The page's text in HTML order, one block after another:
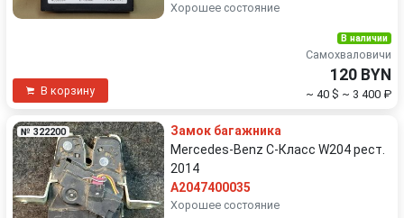
Хорошее состояние
В корзину
В наличии
Самохваловичи
120 BYN
~ 40 $ ~ 3 400 ₽
№ 322200
Замок багажника
Mercedes-Benz C-Класс W204 рест.
2014
A2047400035
Хорошее состояние